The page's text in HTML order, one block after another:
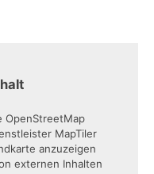
OpenStreetMap
MapTiler
anzuzeigen
externen Inhalten